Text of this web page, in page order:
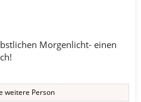
Morgenlicht- einen
weitere Person